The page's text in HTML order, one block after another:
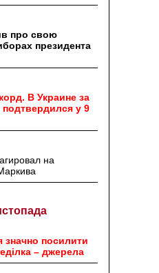
про свою
президента
В Украине за
подтвердился у 9
на
значно посилити
– джерела